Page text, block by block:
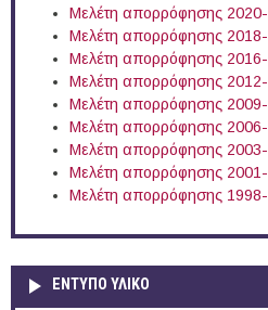
Μελέτη απορρόφησης
Μελέτη απορρόφησης
Μελέτη απορρόφησης
Μελέτη απορρόφησης
Μελέτη απορρόφησης 2009-
Μελέτη απορρόφησης
Μελέτη απορρόφησης
Μελέτη απορρόφησης
Μελέτη απορρόφησης
ΕΝΤΥΠΟ ΥΛΙΚΟ